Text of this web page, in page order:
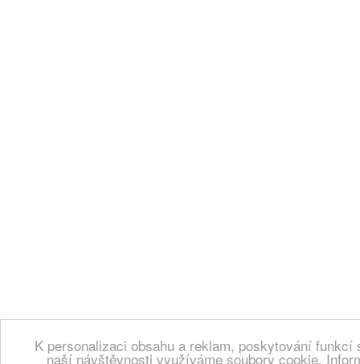
K personalizaci obsahu a reklam, poskytování
naší návštěvnosti využíváme soubory cookie.